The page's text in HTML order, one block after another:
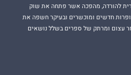
להורדה, מהפכה אשר פתחה את שוק
חדשים ומוכשרים ובעיקר חשפה את
עצום ומרתק של ספרים בשלל נושאים